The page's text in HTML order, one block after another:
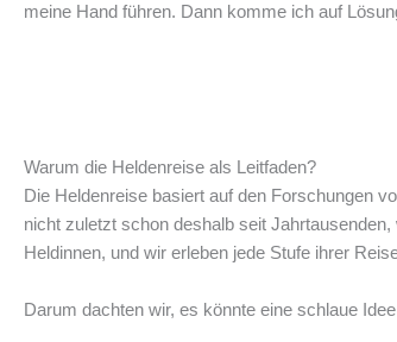
meine Hand führen. Dann komme ich auf
Warum die Heldenreise als Leitfaden?
Die Heldenreise basiert auf den Forschungen
nicht zuletzt schon deshalb seit
Heldinnen, und wir erleben jede Stufe ihrer
Darum dachten wir, es könnte eine schlaue